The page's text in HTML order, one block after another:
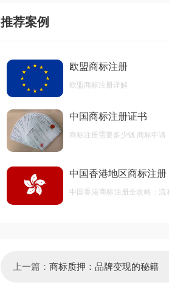
推荐案例
欧盟商标注册
欧盟商标注册详解
中国商标注册证书
商标注册需要多少钱 商标申请
中国香港地区商标注册
中国香港商标注册全攻略：流
上一篇： 商标质押：品牌变现的秘籍